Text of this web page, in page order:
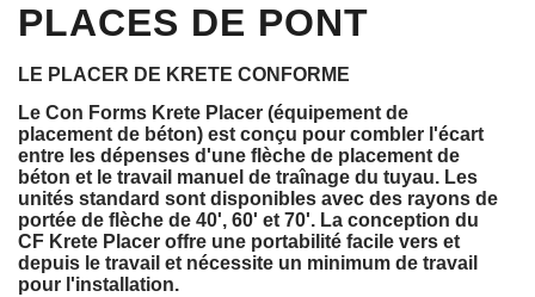
PLACES DE PONT
LE PLACER DE KRETE CONFORME
Le Con Forms Krete Placer (équipement de
placement de béton) est conçu pour combler l'écart
entre les dépenses d'une flèche de placement de
béton et le travail manuel de traînage du tuyau. Les
unités standard sont disponibles avec des rayons de
portée de flèche de 40', 60' et 70'. La conception du
CF Krete Placer offre une portabilité facile vers et
depuis le travail et nécessite un minimum de travail
pour l'installation.